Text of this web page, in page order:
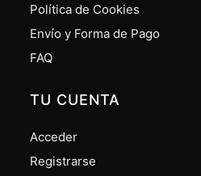
Política de Cookies
Envío y Forma de Pago
FAQ
TU CUENTA
Acceder
Registrarse